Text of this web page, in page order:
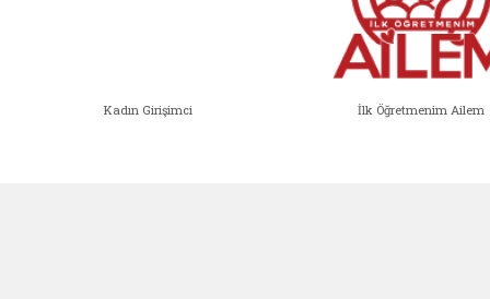
Kadın Girişimci İlk Öğretmenim Ailem